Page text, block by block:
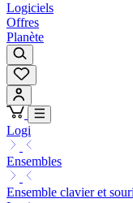
Logiciels
Offres
Planète
Logi
Ensembles
Ensemble clavier et